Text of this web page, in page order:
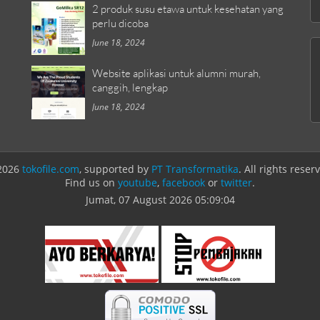
2 produk susu etawa untuk kesehatan yang
perlu dicoba
June 18, 2024
Website aplikasi untuk alumni murah,
canggih, lengkap
June 18, 2024
tokofile.com, supported by PT Transformatika. All rights
Find us on youtube, facebook or twitter.
Jumat, 07 August 2026 05:09:04